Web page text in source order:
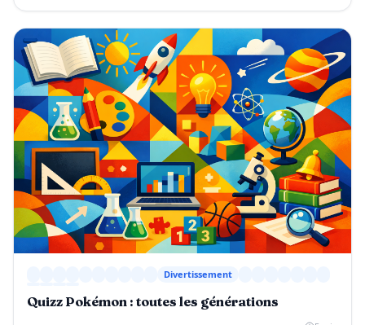
Divertissement
Quizz Pokémon : toutes les générations